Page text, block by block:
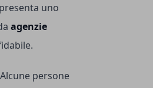
uno
agenzie
persone